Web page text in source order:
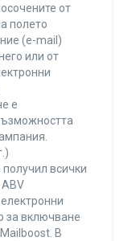
от
полето
(e-mail)
или от
е
всички
за включване
В